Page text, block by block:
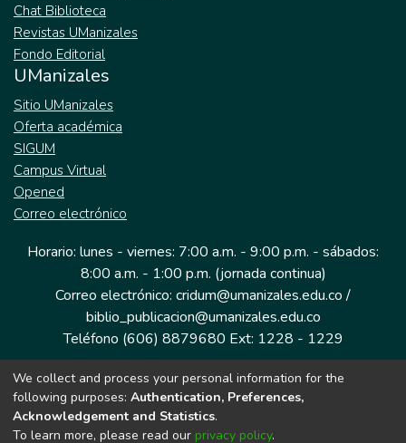
Chat Biblioteca
Revistas UManizales
Fondo Editorial
UManizales
Sitio UManizales
Oferta académica
SIGUM
Campus Virtual
Opened
Correo electrónico
Horario: lunes - viernes: 7:00 a.m. - 9:00 p.m. - sábados:
8:00 a.m. - 1:00 p.m. (jornada continua)
Correo electrónico: cridum@umanizales.edu.co /
biblio_publicacion@umanizales.edu.co
Teléfono (606) 8879680 Ext: 1228 - 1229
Dirección: Cra 9 a # 19-03 Edificio histórico, piso 1
Manizales, Caldas
Colombia.
We collect and process your personal information for the
following purposes: Authentication, Preferences,
Acknowledgement and Statistics.
To learn more, please read our privacy policy.